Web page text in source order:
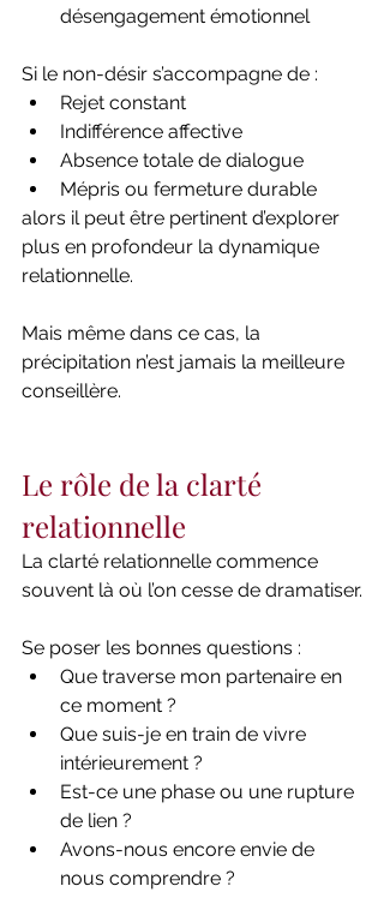
désengagement émotionnel
Si le non-désir s’accompagne de :
Rejet constant
Indifférence affective
Absence totale de dialogue
Mépris ou fermeture durable
alors il peut être pertinent d’explorer
plus en profondeur la dynamique
relationnelle.
Mais même dans ce cas, la
précipitation n’est jamais la meilleure
conseillère.
Le rôle de la clarté
relationnelle
La clarté relationnelle commence
souvent là où l’on cesse de dramatiser.
Se poser les bonnes questions :
Que traverse mon partenaire en
ce moment ?
Que suis-je en train de vivre
intérieurement ?
Est-ce une phase ou une rupture
de lien ?
Avons-nous encore envie de
nous comprendre ?